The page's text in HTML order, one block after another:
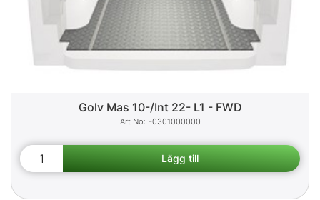
Golv Mas 10-/Int 22- L1 - FWD
F0301000000